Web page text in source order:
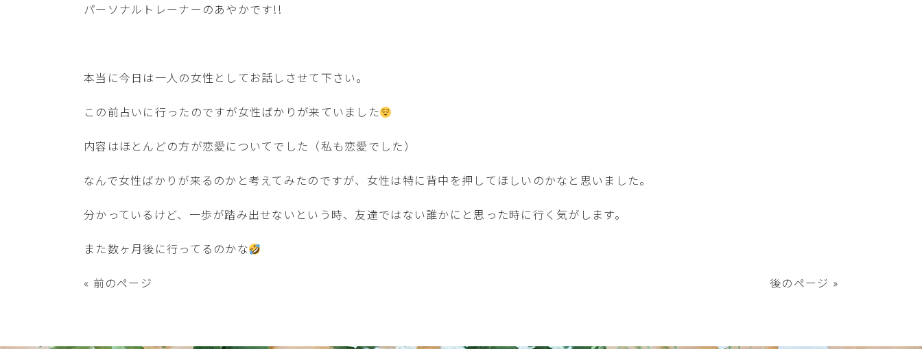
パーソナルトレーナーのあやかです!!
本当に今日は一人の女性としてお話しさせて下さい。
この前占いに行ったのですが女性ばかりが来ていました
内容はほとんどの方が恋愛についてでした（私も恋愛でした）
なんで女性ばかりが来るのかと考えてみたのですが、女性は特に背中を押してほしいのかなと思いました。
分かっているけど、一歩が踏み出せないという時、友達ではない誰かにと思った時に行く気がします。
また数ヶ月後に行ってるのかな
« 前のページ 後のページ »